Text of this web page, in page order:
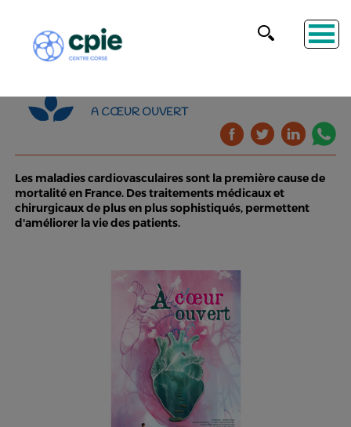
A CŒUR OUVERT
Les maladies cardiovasculaires sont la première cause de
mortalité en France. Des traitements médicaux et
chirurgicaux de plus en plus sophistiqués, permettent
d'améliorer la vie des patients.